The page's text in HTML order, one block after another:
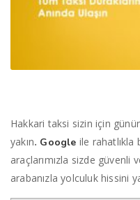
Hakkari taksi sizin için
yakın. Google ile rahatlıkla
araçlarımızla sizde
arabanızla yolculuk hissini